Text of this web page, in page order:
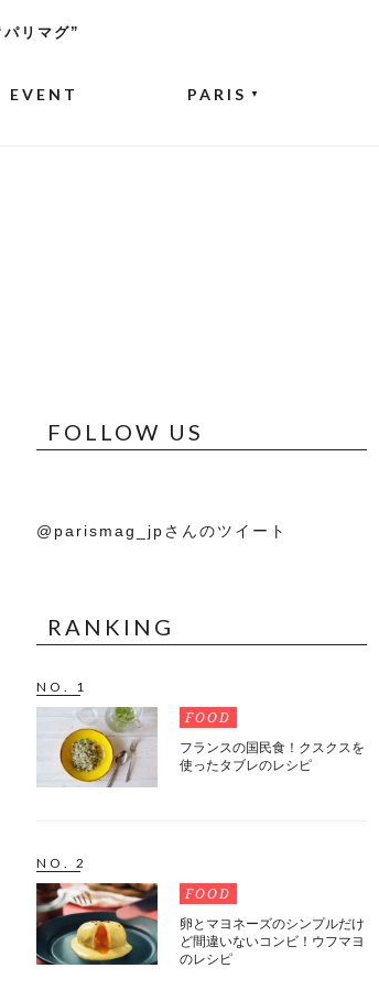
リマグ”
EVENT PARIS ▼
FOLLOW US
@parismag_jpさんのツイート
RANKING
NO. 1
FOOD
フランスの国民食！クスクスを
使ったタブレのレシピ
NO. 2
FOOD
卵とマヨネーズのシンプルだけ
ど間違いないコンビ！ウフマヨ
のレシピ